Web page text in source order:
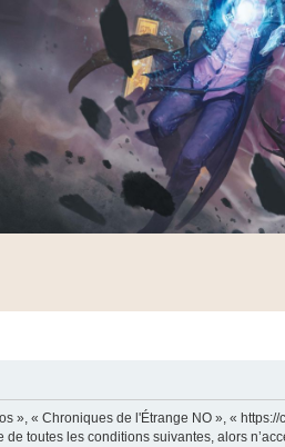
« Chroniques de l'Étrange NO », «
toutes les conditions suivantes, alors